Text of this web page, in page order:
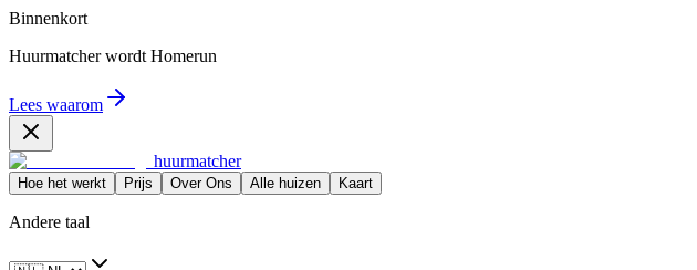
Binnenkort
Huurmatcher wordt Homerun
Lees waarom
huurmatcher
Hoe het werkt Prijs Over Ons Alle huizen Kaart
Andere taal